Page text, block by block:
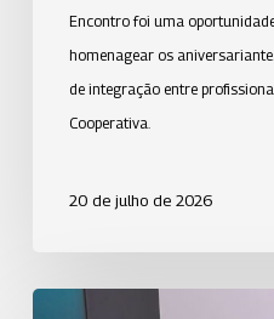
Encontro foi uma
homenagear os
de integração entre
Cooperativa.
20 de julho de 2026
Uniodonto